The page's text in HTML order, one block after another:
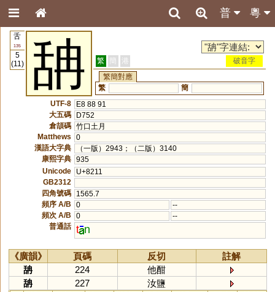
粵
普
舌
135
5
(11)
舑 繁 簡 港
破音字
繁簡對應
繁
簡
UTF-8
E8 88 91
大五碼
D752
倉頡碼 竹口土月
Matthews
0
漢語大字典
（一版）2943；（二版）3140
康熙字典 935
Unicode
U+8211
GB2312
四角號碼
1565.7
頻序 A/B
0
--
頻次 A/B
0
--
普通話 t n
《廣韻》 頁碼 反切
註解
舑
224
他酣
舑
227
汝鹽